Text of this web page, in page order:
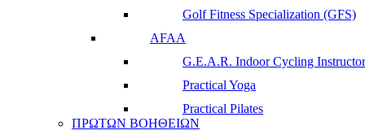
Golf Fitness Specialization (GFS)
AFAA
G.E.A.R. Indoor Cycling Instructor
Practical Yoga
Practical Pilates
ΠΡΩΤΩΝ ΒΟΗΘΕΙΩΝ